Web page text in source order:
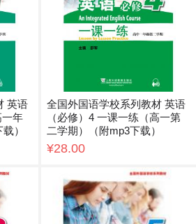
英语
一年
）
全国外国语学校系列教材 英语
（必修）4 一课一练（高一第
二学期）（附mp3下载）
¥28.00